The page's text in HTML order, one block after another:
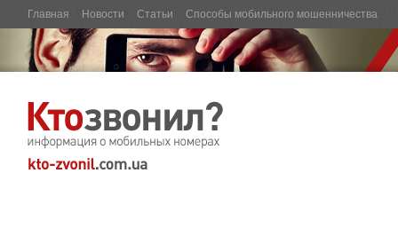
Главная Новости Статьи Способы мобильного мошенничества